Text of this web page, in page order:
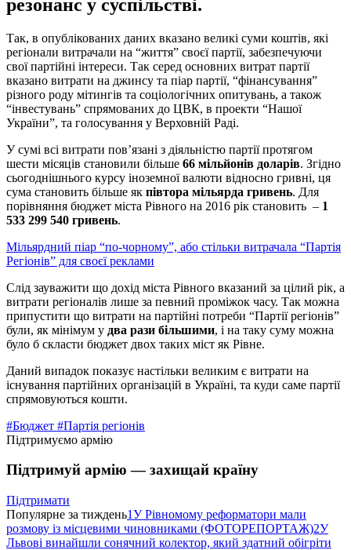
резонанс у суспільстві.
Так, в опублікованих даних вказано великі суми коштів, які
регіонали витрачали на “життя” своєї партії, забезпечуючи
свої партійні інтереси. Так серед основних витрат партії
вказано витрати на джинсу та піар партії, “фінансування”
різного роду мітингів та соціологічних опитувань, а також
“інвестувань” спрямованих до ЦВК, в проекти “Нашої
України”, та голосування у Верховній Раді.
У сумі всі витрати пов’язані з діяльністю партії протягом
шести місяців становили більше 66 мільйонів доларів. Згідно
сьогоднішнього курсу іноземної валюти відносно гривні, ця
сума становить більше як півтора мільярда гривень. Для
порівняння бюджет міста Рівного на 2016 рік становить – 1
533 299 540 гривень.
Мільярдний піар “по-чорному”, або стільки витрачала “Партія
Регіонів” для своєї реклами
Слід зауважити що дохід міста Рівного вказаний за цілий рік, а
витрати регіоналів лише за певний проміжок часу. Так можна
припустити що витрати на партійні потреби “Партії регіонів”
були, як мінімум у два рази більшими, і на таку суму можна
було б скласти бюджет двох таких міст як Рівне.
Даний випадок показує настільки великим є витрати на
існування партійних організацій в Україні, та куди саме партії
спрямовуються кошти.
#Бюджет #Партія регіонів
Підтримуємо армію
Підтримуй армію — захищай країну
Підтримати
Популярне за тиждень1У Рівномому реформатори мали
розмову із місцевими чиновниками (ФОТОРЕПОРТАЖ)2У
Львові винайшли сонячний колектор, який здатний обігріти